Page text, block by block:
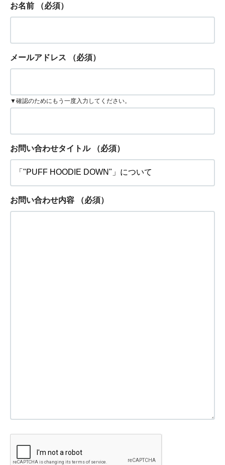
お名前 （必須）
メールアドレス （必須）
▼確認のためにもう一度入力してください。
お問い合わせタイトル （必須）
お問い合わせ内容 （必須）